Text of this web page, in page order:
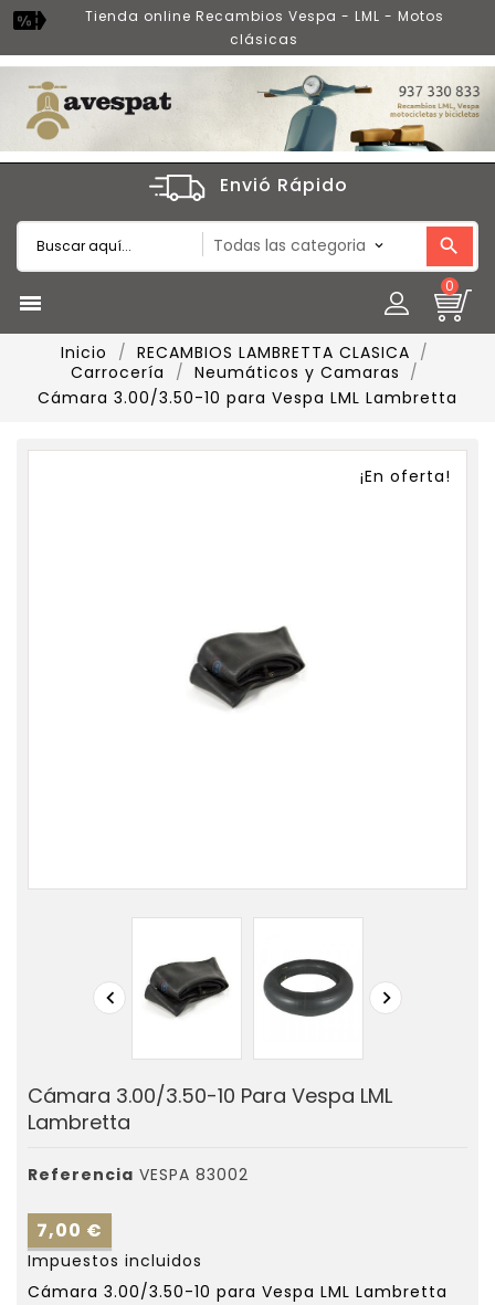
Tienda online Recambios Vespa - LML - Motos
clásicas
Envió Rápido

0
Inicio
RECAMBIOS LAMBRETTA CLASICA
Carrocería
Neumáticos y Camaras
Cámara 3.00/3.50-10 para Vespa LML Lambretta
¡En oferta!
 
Cámara 3.00/3.50-10 Para Vespa LML
Lambretta
Referencia VESPA 83002
7,00 €
Impuestos incluidos
Cámara 3.00/3.50-10 para Vespa LML Lambretta